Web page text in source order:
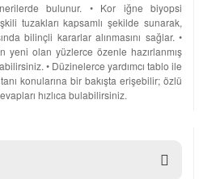
bulunur. • Kor iğne biyopsi
tuzakları kapsamlı şekilde sunarak,
bilinçli kararlar alınmasını sağlar. •
yeni olan yüzlerce özenle hazırlanmış
• Düzinelerce yardımcı tablo ile
konularına bir bakışta erişebilir; özlü
hızlıca bulabilirsiniz.